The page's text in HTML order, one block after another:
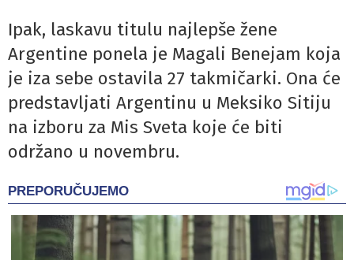
Ipak, laskavu titulu najlepše žene
Argentine ponela je Magali Benejam koja
je iza sebe ostavila 27 takmičarki. Ona će
predstavljati Argentinu u Meksiko Sitiju
na izboru za Mis Sveta koje će biti
održano u novembru.